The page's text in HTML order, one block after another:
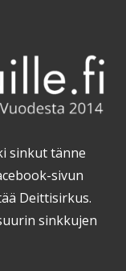
sinkut tänne
sivun
Deittisirkus.
sinkkujen